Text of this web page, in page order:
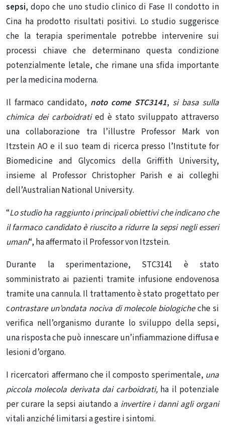
sepsi, dopo che uno studio clinico di Fase II condotto in
Cina ha prodotto risultati positivi. Lo studio suggerisce
che la terapia sperimentale potrebbe intervenire sui
processi chiave che determinano questa condizione
potenzialmente letale, che rimane una sfida importante
per la medicina moderna.
Il farmaco candidato, noto come STC3141, si basa sulla
chimica dei carboidratied è stato sviluppato attraverso
una collaborazione tra l’illustre Professor Mark von
Itzstein AO e il suo team di ricerca presso l’Institute for
Biomedicine and Glycomics della Griffith University,
insieme al Professor Christopher Parish e ai colleghi
dell’AustralianNational University.
“Lo studio ha raggiunto i principali obiettivi che indicano che
il farmaco candidato è riuscito a ridurre la sepsi negli esseri
umani“, ha affermato il Professor von Itzstein.
Durante la sperimentazione, STC3141 è stato
somministrato ai pazienti tramite infusione endovenosa
tramite una cannula. Il trattamento è stato progettato per
contrastare un’ondata nociva di molecole biologicheche si
verifica nell’organismo durante lo sviluppo della sepsi,
una risposta che può innescare un’infiammazione diffusa e
lesioni d’organo.
I ricercatori affermano che il composto sperimentale, una
piccola molecola derivata dai carboidrati,ha il potenziale
per curare la sepsi aiutando a invertire i danni agli organi
vitali anziché limitarsi a gestire i sintomi.